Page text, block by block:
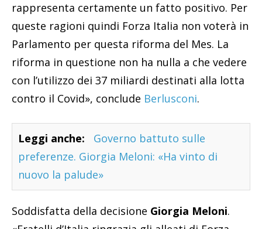
rappresenta certamente un fatto positivo. Per
queste ragioni quindi Forza Italia non voterà in
Parlamento per questa riforma del Mes. La
riforma in questione non ha nulla a che vedere
con l’utilizzo dei 37 miliardi destinati alla lotta
contro il Covid», conclude Berlusconi.
Leggi anche:
Governo battuto sulle
preferenze. Giorgia Meloni: «Ha vinto di
nuovo la palude»
Soddisfatta della decisione Giorgia Meloni.